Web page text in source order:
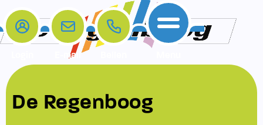
Home
De school
Ouders
Contact
Samenwerkingen
E-mail
De Regenboog